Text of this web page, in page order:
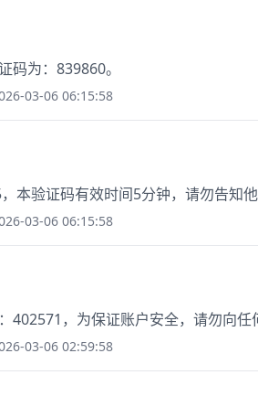
码为：839860。
03-06 06:15:58
本验证码有效时间5分钟，请勿告知他
03-06 06:15:58
402571，为保证账户安全，请勿向任
03-06 02:59:58